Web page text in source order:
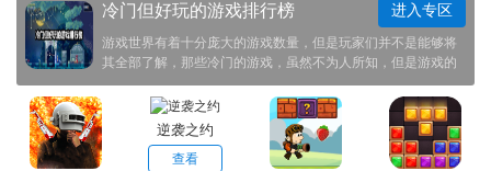
冷门但好玩的游戏排行榜
游戏世界有着十分庞大的游戏数量，但是玩家们并不是能够将
其全部了解，那些冷门的游戏，虽然不为人所知，但是游戏的
质量却是十分不错。这次我们特地帮助玩家们准备了一些冷门
但好玩的游戏推荐给大家，感兴趣的玩家前来本站之中下载体
进入专区
逆袭之约
查看